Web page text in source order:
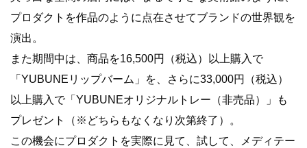
プロダクトを作品のように点在させてブランドの世界観を
演出。
また期間中は、商品を16,500円（税込）以上購入で
「YUBUNEリップバーム」を、さらに33,000円（税込）
以上購入で「YUBUNEオリジナルトレー（非売品）」も
プレゼント（※どちらもなくなり次第終了）。
この機会にプロダクトを実際に見て、試して、メディテー